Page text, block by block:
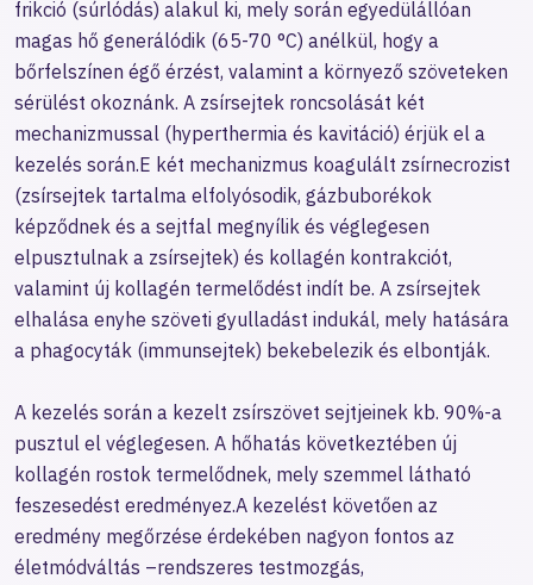
frikció (súrlódás) alakul ki, mely során egyedülállóan
magas hő generálódik (65-70 °C) anélkül, hogy a
bőrfelszínen égő érzést, valamint a környező szöveteken
sérülést okoznánk. A zsírsejtek roncsolását két
mechanizmussal (hyperthermia és kavitáció) érjük el a
kezelés során.E két mechanizmus koagulált zsírnecrozist
(zsírsejtek tartalma elfolyósodik, gázbuborékok
képződnek és a sejtfal megnyílik és véglegesen
elpusztulnak a zsírsejtek) és kollagén kontrakciót,
valamint új kollagén termelődést indít be. A zsírsejtek
elhalása enyhe szöveti gyulladást indukál, mely hatására
a phagocyták (immunsejtek) bekebelezik és elbontják.
A kezelés során a kezelt zsírszövet sejtjeinek kb. 90%-a
pusztul el véglegesen. A hőhatás következtében új
kollagén rostok termelődnek, mely szemmel látható
feszesedést eredményez.A kezelést követően az
eredmény megőrzése érdekében nagyon fontos az
életmódváltás –rendszeres testmozgás,